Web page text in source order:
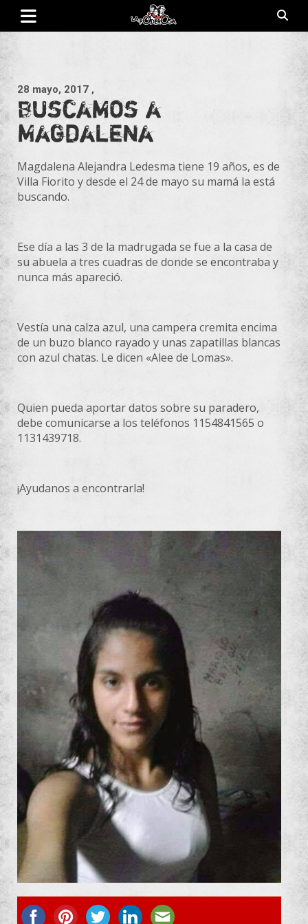
Saltar
contenido
28 mayo, 2017 ,
Buscamos a
Magdalena
Magdalena Alejandra Ledesma tiene 19 años, es de
Villa Fiorito y desde el 24 de mayo su mamá la está
buscando.
Ese día a las 3 de la madrugada se fue a la casa de
su abuela a tres cuadras de donde se encontraba y
nunca más apareció.
Vestía una calza azul, una campera cremita encima
de un buzo blanco rayado y unas zapatillas blancas
con azul chatas. Le dicen «Alee de Lomas».
Quien pueda aportar datos sobre su paradero,
debe comunicarse a los teléfonos 1154841565 o
1131439718.
¡Ayudanos a encontrarla!